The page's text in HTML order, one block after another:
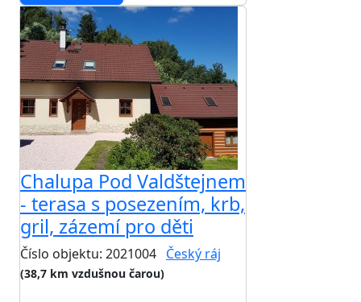
Chalupa Pod Valdštejnem
- terasa s posezením, krb,
gril, zázemí pro děti
Číslo objektu: 2021004 Český ráj
(38,7 km vzdušnou čarou)